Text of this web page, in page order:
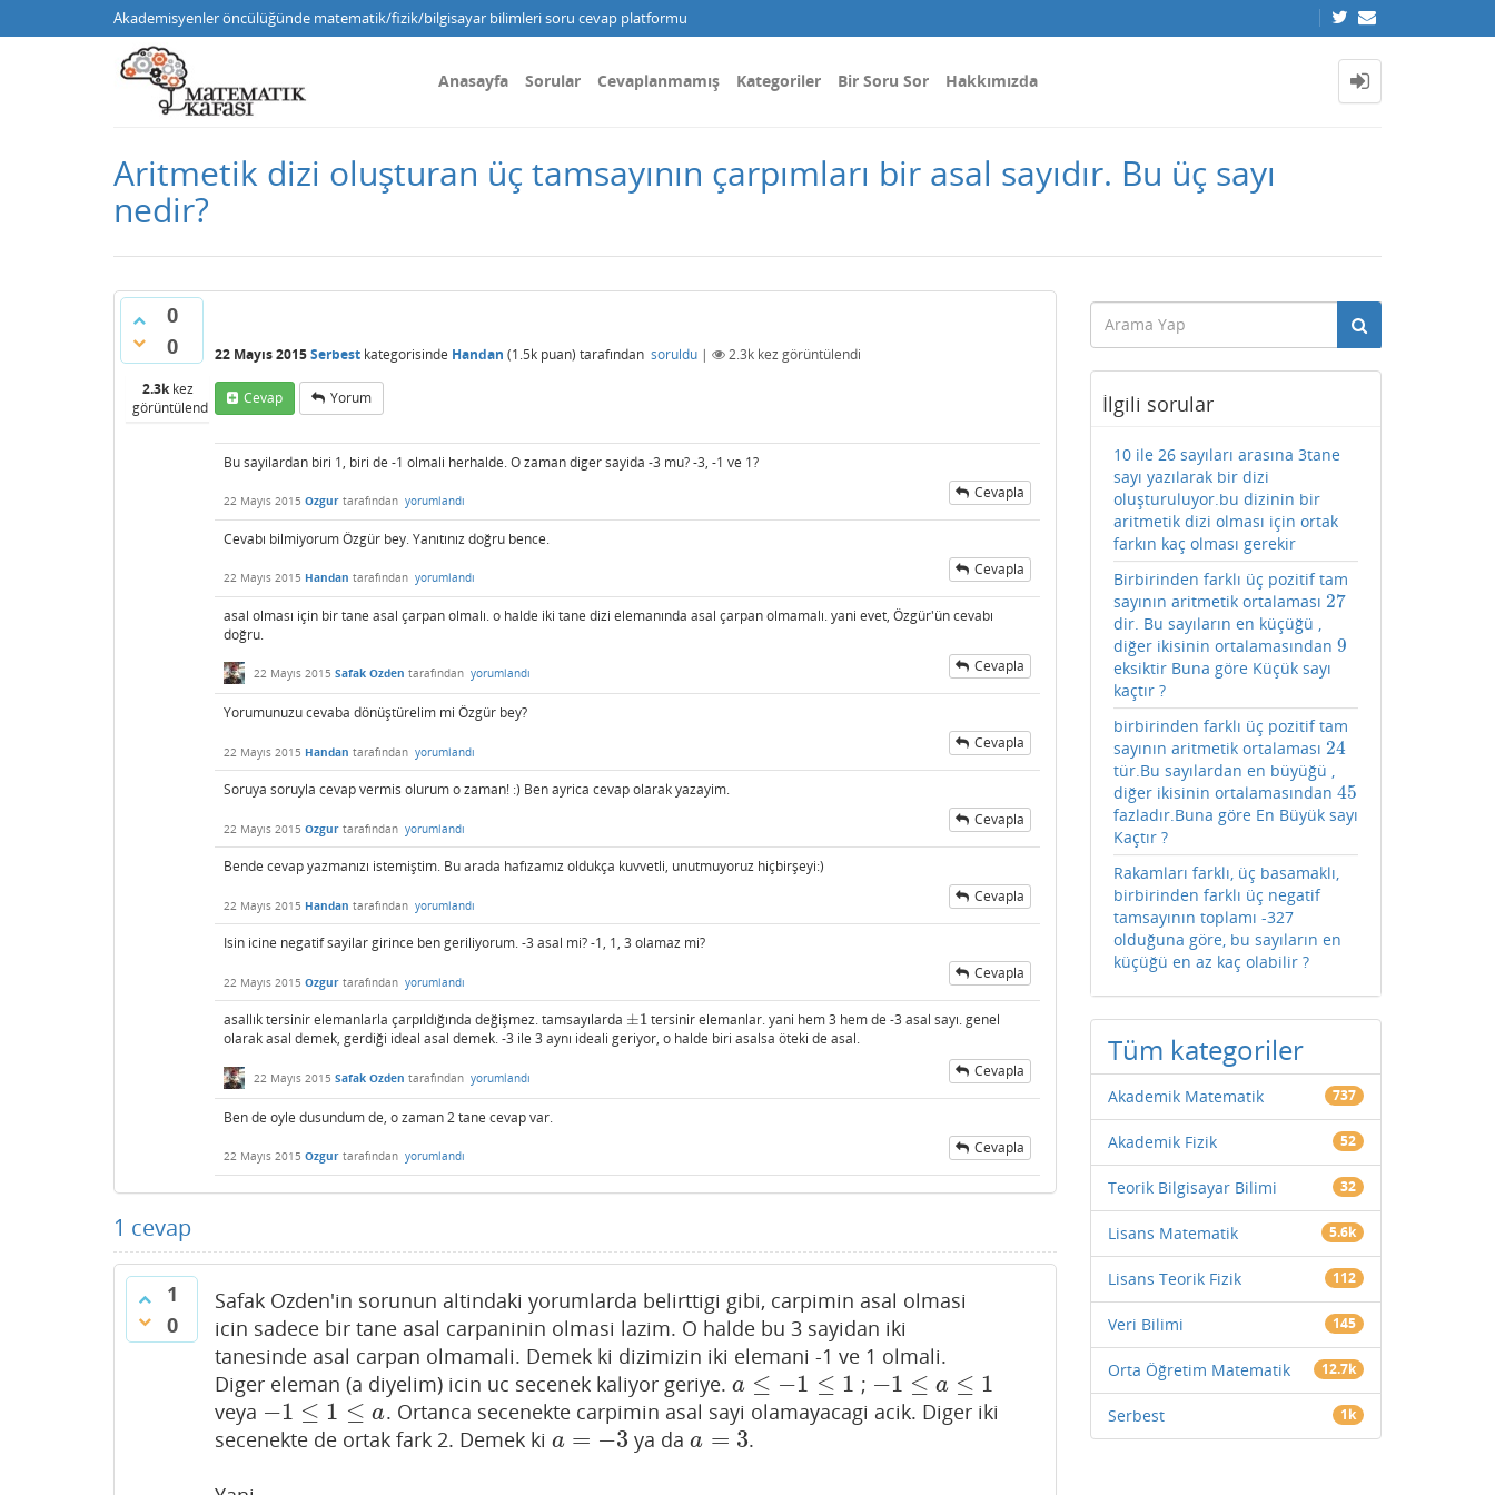
Akademisyenler öncülüğünde matematik/fizik/bilgisayar bilimleri soru cevap platformu
Anasayfa Sorular Cevaplanmamış Kategoriler Bir Soru Sor Hakkımızda
Aritmetik dizi oluşturan üç tamsayının çarpımları bir asal sayıdır. Bu üç sayı
nedir?
0
0
2.3kkez
görüntülendi
22 Mayıs 2015Serbest kategorisinde Handan (1.5k puan) tarafından soruldu | 2.3k kez görüntülendi
Cevap Yorum
Bu sayilardan biri 1, biri de -1 olmali herhalde. O zaman diger sayida -3 mu? -3, -1 ve 1?
22 Mayıs 2015 Ozgur tarafından yorumlandı Cevapla
Cevabı bilmiyorum Özgür bey. Yanıtınız doğru bence.
22 Mayıs 2015 Handan tarafından yorumlandı Cevapla
asal olması için bir tane asal çarpan olmalı. o halde iki tane dizi elemanında asal çarpan olmamalı. yani evet, Özgür'ün cevabı
doğru.
22 Mayıs 2015 Safak Ozden tarafından yorumlandı Cevapla
Yorumunuzu cevaba dönüştürelim mi Özgür bey?
22 Mayıs 2015 Handan tarafından yorumlandı Cevapla
Soruya soruyla cevap vermis olurum o zaman! :) Ben ayrica cevap olarak yazayim.
22 Mayıs 2015 Ozgur tarafından yorumlandı Cevapla
Bende cevap yazmanızı istemiştim. Bu arada hafızamız oldukça kuvvetli, unutmuyoruz hiçbirşeyi:)
22 Mayıs 2015 Handan tarafından yorumlandı Cevapla
Isin icine negatif sayilar girince ben geriliyorum. -3 asal mi? -1, 1, 3 olamaz mi?
22 Mayıs 2015 Ozgur tarafından yorumlandı Cevapla
asallık tersinir elemanlarla çarpıldığında değişmez. tamsayılarda ±1
±1 tersinir elemanlar. yani hem 3 hem de -3 asal sayı. genel
olarak asal demek, gerdiği ideal asal demek. -3 ile 3 aynı ideali geriyor, o halde biri asalsa öteki de asal.
22 Mayıs 2015 Safak Ozden tarafından yorumlandı Cevapla
Ben de oyle dusundum de, o zaman 2 tane cevap var.
22 Mayıs 2015 Ozgur tarafından yorumlandı Cevapla
1 cevap
1
0
Safak Ozden'in sorunun altindaki yorumlarda belirttigi gibi, carpimin asal olmasi
icin sadece bir tane asal carpaninin olmasi lazim. O halde bu 3 sayidan iki
tanesinde asal carpan olmamali. Demek ki dizimizin iki elemani -1 ve 1 olmali.
Diger eleman (a diyelim) icin uc secenek kaliyor geriye. a ≤ −1 ≤ 1
a≤ −1 ≤1 ; −1 ≤ a ≤ 1
−1≤ a≤1
veya −1 ≤ 1 ≤ a
−1≤ 1≤ a
. Ortanca secenekte carpimin asal sayi olamayacagi acik. Diger iki
secenekte de ortak fark 2. Demek ki a = −3
a=−3 ya daa = 3
a=3 .
İlgili sorular
10 ile 26 sayıları arasına 3tane
sayı yazılarak bir dizi
oluşturuluyor.bu dizinin bir
aritmetik dizi olması için ortak
farkın kaç olması gerekir
Birbirinden farklı üç pozitif tam
sayının aritmetik ortalaması 27
27
dir. Bu sayıların en küçüğü ,
diğer ikisinin ortalamasından 9
9
eksiktir Buna göre Küçük sayı
kaçtır ?
birbirinden farklı üç pozitif tam
sayının aritmetik ortalaması 24
24
tür.Bu sayılardan en büyüğü ,
diğer ikisinin ortalamasından 45
45
fazladır.Buna göre En Büyük sayı
Kaçtır ?
Rakamları farklı, üç basamaklı,
birbirinden farklı üç negatif
tamsayının toplamı -327
olduğuna göre, bu sayıların en
küçüğü en az kaç olabilir ?
Tüm kategoriler
Akademik Matematik 737
Akademik Fizik 52
Teorik Bilgisayar Bilimi 32
Lisans Matematik 5.6k
Lisans Teorik Fizik 112
Veri Bilimi 145
Orta Öğretim Matematik 12.7k
Serbest 1k